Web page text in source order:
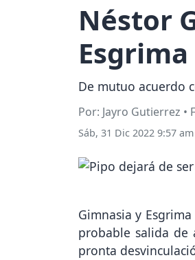
Néstor
De mutuo acuerdo
Por: Jayro Gutierrez
Sáb, 31 Dic 2022 9:57 am
Gimnasia y
probable salida de
pronta